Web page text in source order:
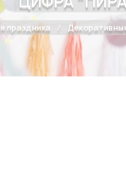
праздника